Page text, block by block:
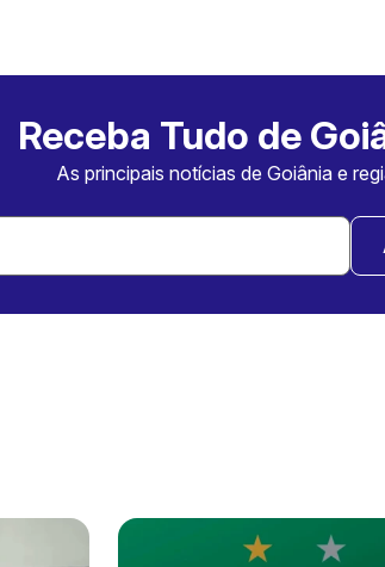
Receba Tudo de
As principais notícias de Goiânia e